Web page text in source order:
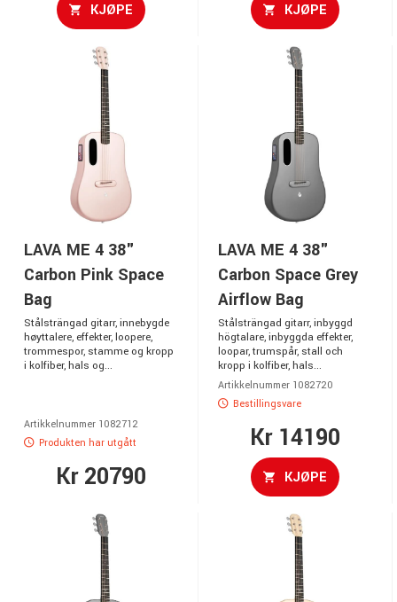
KJØPE KJØPE
LAVA ME 4 38"
Carbon Pink Space
Bag
Stålsträngad gitarr, innebygde
høyttalere, effekter, loopere,
trommespor, stamme og kropp
i kolfiber, hals og...
Artikkelnummer 1082712
Produkten har utgått
Kr 20790
LAVA ME 4 38"
Carbon Space Grey
Airflow Bag
Stålsträngad gitarr, inbyggd
högtalare, inbyggda effekter,
loopar, trumspår, stall och
kropp i kolfiber, hals...
Artikkelnummer 1082720
Bestillingsvare
Kr 14190
KJØPE